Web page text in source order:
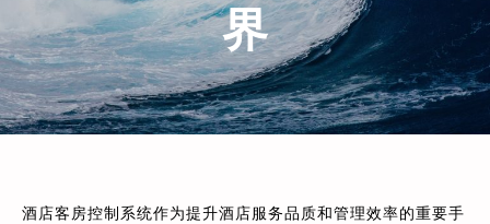
界
酒店客房控制系统作为提升酒店服务品质和管理效率的重要手